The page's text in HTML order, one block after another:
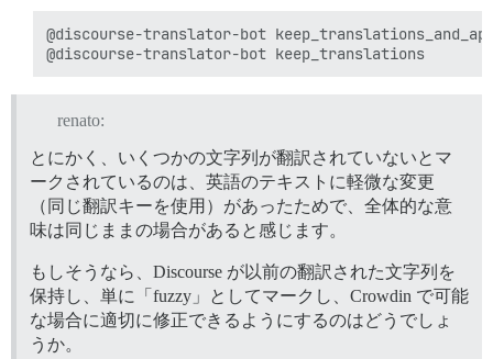
@discourse-translator-bot
renato:
とにかく、いくつかの文字列が翻訳されていないとマ
ークされているのは、英語のテキストに軽微な変更
（同じ翻訳キーを使用）があったためで、全体的な意
味は同じままの場合があると感じます。
もしそうなら、Discourse が以前の翻訳された文字列を
保持し、単に「fuzzy」としてマークし、Crowdin で可能
な場合に適切に修正できるようにするのはどうでしょ
うか。